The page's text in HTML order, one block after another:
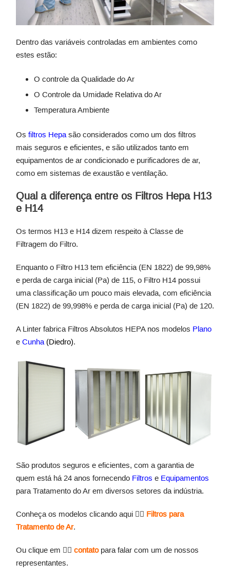
Dentro das variáveis controladas em ambientes como
estes estão:
O controle da Qualidade do Ar
O Controle da Umidade Relativa do Ar
Temperatura Ambiente
Os filtros Hepa são considerados como um dos filtros
mais seguros e eficientes, e são utilizados tanto em
equipamentos de ar condicionado e purificadores de ar,
como em sistemas de exaustão e ventilação.
Qual a diferença entre os Filtros Hepa H13
e H14
Os termos H13 e H14 dizem respeito à Classe de
Filtragem do Filtro.
Enquanto o Filtro H13 tem eficiência (EN 1822) de 99,98%
e perda de carga inicial (Pa) de 115, o Filtro H14 possui
uma classificação um pouco mais elevada, com eficiência
(EN 1822) de 99,998% e perda de carga inicial (Pa) de 120.
A Linter fabrica Filtros Absolutos HEPA nos modelos Plano
e Cunha (Diedro).
São produtos seguros e eficientes, com a garantia de
quem está há 24 anos fornecendo Filtros e Equipamentos
para Tratamento do Ar em diversos setores da indústria.
Conheça os modelos clicando aqui 👉🏻 Filtros para
Tratamento de Ar.
Ou clique em 👉🏻 contatopara falar com um de nossos
representantes.